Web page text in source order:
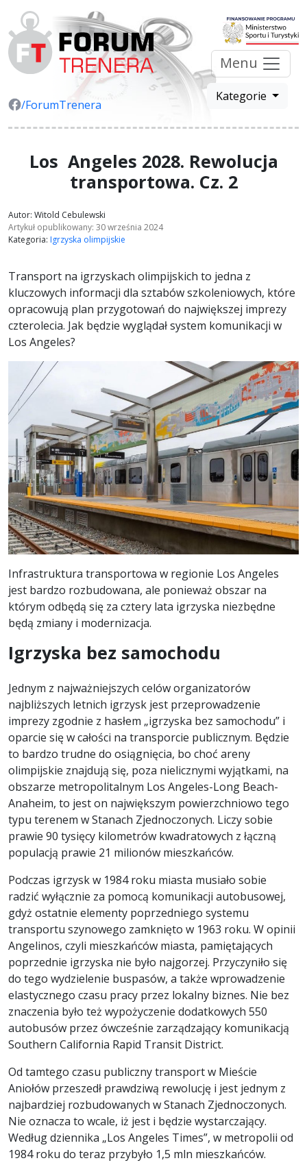
/ForumTrenera
Menu
Kategorie
Los Angeles 2028. Rewolucja
transportowa. Cz. 2
Autor: Witold Cebulewski
Artykuł opublikowany: 30 września 2024
Kategoria: Igrzyska olimpijskie
Transport na igrzyskach olimpijskich to jedna z
kluczowych informacji dla sztabów szkoleniowych, które
opracowują plan przygotowań do największej imprezy
czterolecia. Jak będzie wyglądał system komunikacji w
Los Angeles?
Infrastruktura transportowa w regionie Los Angeles
jest bardzo rozbudowana, ale ponieważ obszar na
którym odbędą się za cztery lata igrzyska niezbędne
będą zmiany i modernizacja.
Igrzyska bez samochodu
Jednym z najważniejszych celów organizatorów
najbliższych letnich igrzysk jest przeprowadzenie
imprezy zgodnie z hasłem „igrzyska bez samochodu” i
oparcie się w całości na transporcie publicznym. Będzie
to bardzo trudne do osiągnięcia, bo choć areny
olimpijskie znajdują się, poza nielicznymi wyjątkami, na
obszarze metropolitalnym Los Angeles-Long Beach-
Anaheim, to jest on największym powierzchniowo tego
typu terenem w Stanach Zjednoczonych. Liczy sobie
prawie 90 tysięcy kilometrów kwadratowych z łączną
populacją prawie 21 milionów mieszkańców.
Podczas igrzysk w 1984 roku miasta musiało sobie
radzić wyłącznie za pomocą komunikacji autobusowej,
gdyż ostatnie elementy poprzedniego systemu
transportu szynowego zamknięto w 1963 roku. W opinii
Angelinos, czyli mieszkańców miasta, pamiętających
poprzednie igrzyska nie było najgorzej. Przyczyniło się
do tego wydzielenie buspasów, a także wprowadzenie
elastycznego czasu pracy przez lokalny biznes. Nie bez
znaczenia było też wypożyczenie dodatkowych 550
autobusów przez ówcześnie zarządzający komunikacją
Southern California Rapid Transit District.
Od tamtego czasu publiczny transport w Mieście
Aniołów przeszedł prawdziwą rewolucję i jest jednym z
najbardziej rozbudowanych w Stanach Zjednoczonych.
Nie oznacza to wcale, iż jest i będzie wystarczający.
Według dziennika „Los Angeles Times”, w metropolii od
1984 roku do teraz przybyło 1,5 mln mieszkańców.